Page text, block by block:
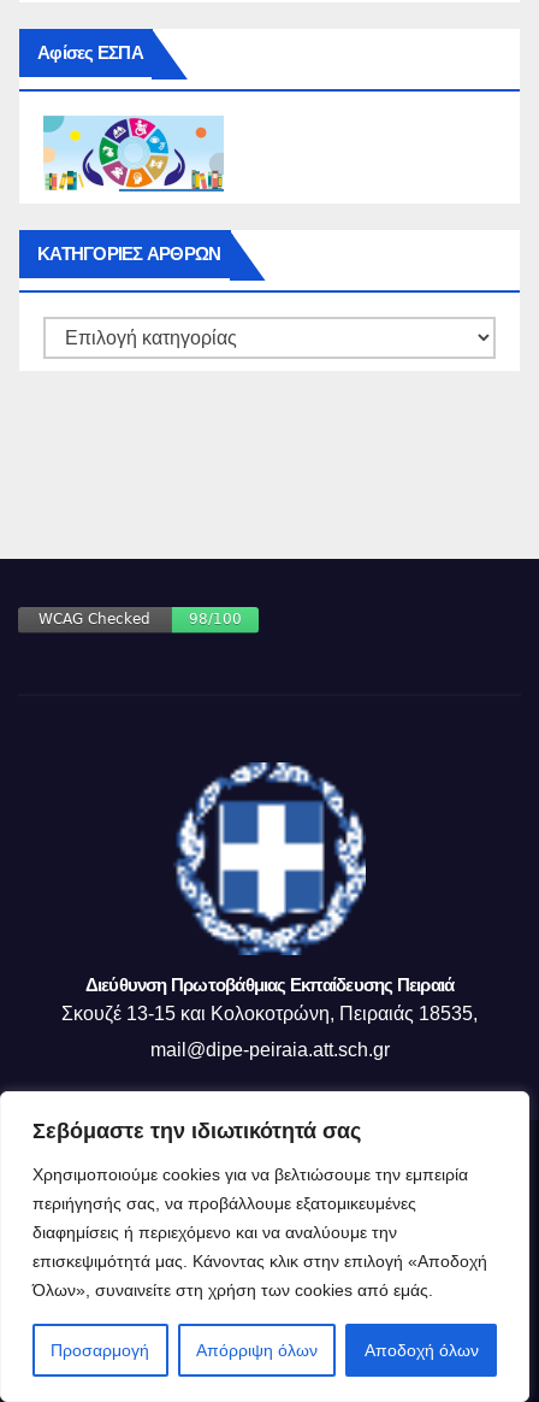
Σεβόμαστε την ιδιωτικότητά σας
Χρησιμοποιούμε cookies για να βελτιώσουμε την εμπειρία
περιήγησής σας, να προβάλλουμε εξατομικευμένες
διαφημίσεις ή περιεχόμενο και να αναλύουμε την
επισκεψιμότητά μας. Κάνοντας κλικ στην επιλογή «Αποδοχή
Όλων», συναινείτε στη χρήση των cookies από εμάς.
Προσαρμογή Απόρριψη όλων Αποδοχή όλων
Αφίσες ΕΣΠΑ
ΚΑΤΗΓΟΡΙΕΣ ΑΡΘΡΩΝ
ΚΑΤΗΓΟΡΙΕΣ
Διεύθυνση Πρωτοβάθμιας Εκπαίδευσης Πειραιά
Σκουζέ 13-15 και Κολοκοτρώνη, Πειραιάς 18535,
mail@dipe-peiraia.att.sch.gr
Δημιουργήθηκε από το digital2000 με την Υποστήριξη του WordPress
Θέμα: Newsup από Themeansar.
Η ΔΙΕΥΘΥΝΣΗ ΜΑΣ Οργανόγραμμα ΔΙΠΕ Πειραιά
Πολιτική Cookies (ΕΕ)
Δημιουργία Ιστότοπου : Τμήμα Δ Πληροφορικής